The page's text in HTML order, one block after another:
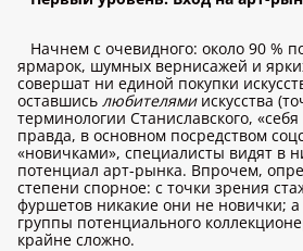
Начнем с очевидного: около 90 %
ярмарок, шумных вернисажей и
совершат ни единой покупки
оставшись любителямиискусства
терминологии Станиславского,
правда, в основном посредством
«новичками», специалисты видят в
потенциал арт-рынка. Впрочем,
степени спорное: с точки зрения
фуршетов никакие они не новички; а
группы потенциального
крайне сложно.